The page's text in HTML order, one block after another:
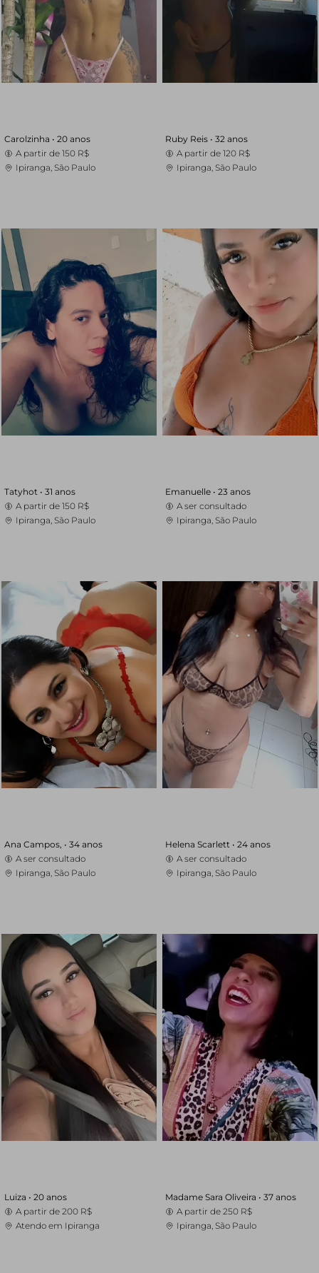
Carolzinha • 20 anos
A partir de 150 R$
Ipiranga, São Paulo
Ruby Reis • 32 anos
A partir de 120 R$
Ipiranga, São Paulo
Tatyhot • 31 anos
A partir de 150 R$
Ipiranga, São Paulo
Emanuelle • 23 anos
A ser consultado
Ipiranga, São Paulo
Ana Campos, • 34 anos
A ser consultado
Ipiranga, São Paulo
Helena Scarlett • 24 anos
A ser consultado
Ipiranga, São Paulo
Luiza • 20 anos
A partir de 200 R$
Atendo em Ipiranga
Madame Sara Oliveira • 37 anos
A partir de 250 R$
Ipiranga, São Paulo